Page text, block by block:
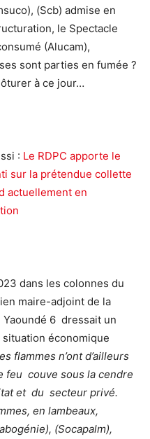
(Scb) admise en
le Spectacle
(Alucam),
sont parties en fumée ?
à ce jour…
: Le RDPC apporte le
sur la prétendue collette
actuellement en
dans les colonnes du
maire-adjoint de la
Yaoundé 6 dressait un
économique
flammes n’ont d’ailleurs
feu couve sous la cendre
et du secteur privé.
en lambeaux,
(Socapalm),